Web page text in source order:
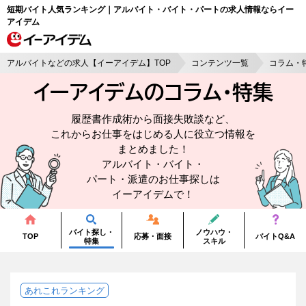
短期バイト人気ランキング｜アルバイト・バイト・パートの求人情報ならイー
アイデム
アルバイトなどの求人【イーアイデム】TOP コンテンツ一覧 コラム・
イーアイデムのコラム・特集
履歴書作成術から面接失敗談など、
これからお仕事をはじめる人に役立つ情報を
まとめました！
アルバイト・バイト・
パート・派遣のお仕事探しは
イーアイデムで！
TOP
バイト探し・
特集
応募・面接
ノウハウ・
スキル
バイトQ&A
あれこれランキング